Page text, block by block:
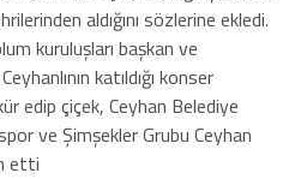
aldığını sözlerine ekledi.
kuruluşları başkan ve
katıldığı konser
edip çiçek, Ceyhan Belediye
ve Şimşekler Grubu Ceyhan
etti